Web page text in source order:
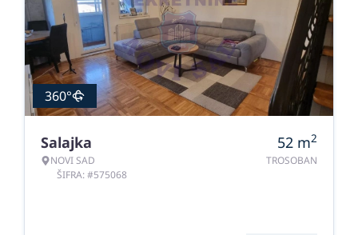
360°
Salajka
NOVI SAD
ŠIFRA: #575068
52 m2
TROSOBAN